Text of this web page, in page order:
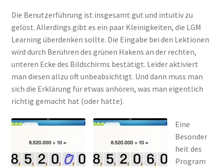
Die Benutzerführung ist insgesamt gut und intuitiv zu
gelöst. Allerdings gibt es ein paar Kleinigkeiten, die LGM
Learning überdenken sollte. Die Eingabe bei den Lektionen
wird durch Berühren des grünen Hakens an der rechten,
unteren Ecke des Bildschirms bestätigt. Leider aktiviert
man diesen allzu oft unbeabsichtigt. Und dann muss man
sich die Erklärung für etwas anhören, was man eigentlich
richtig gemacht hat (oder hätte).
Eine
Besonder
heit des
Program